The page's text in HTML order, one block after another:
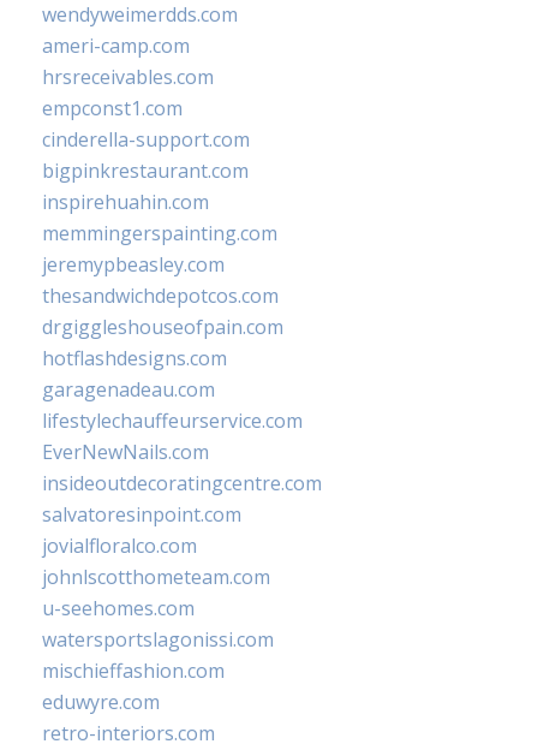
wendyweimerdds.com
ameri-camp.com
hrsreceivables.com
empconst1.com
cinderella-support.com
bigpinkrestaurant.com
inspirehuahin.com
memmingerspainting.com
jeremypbeasley.com
thesandwichdepotcos.com
drgiggleshouseofpain.com
hotflashdesigns.com
garagenadeau.com
lifestylechauffeurservice.com
EverNewNails.com
insideoutdecoratingcentre.com
salvatoresinpoint.com
jovialfloralco.com
johnlscotthometeam.com
u-seehomes.com
watersportslagonissi.com
mischieffashion.com
eduwyre.com
retro-interiors.com